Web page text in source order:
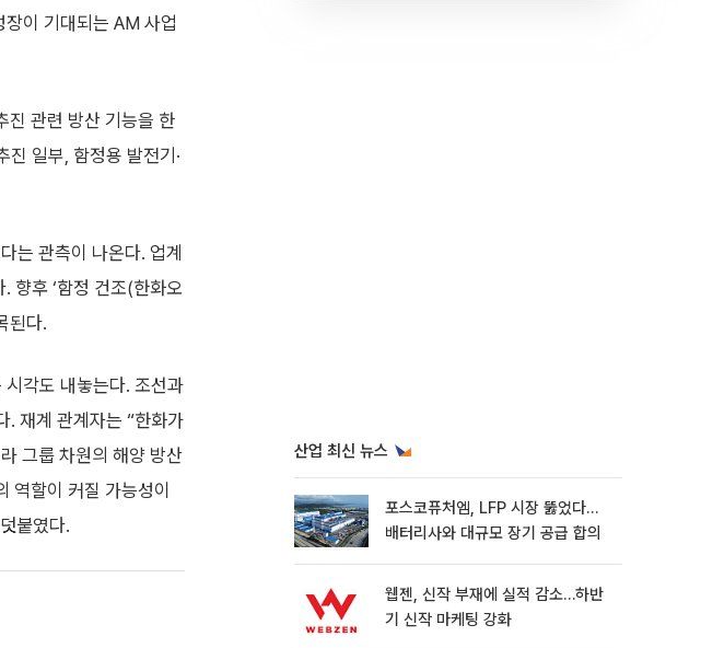
이 기대되는 AM 사업
진 관련 방산 기능을 한
진 일부, 함정용 발전기·
는 관측이 나온다. 업계
향후 ‘함정 건조(한화오
된다.
각도 내놓는다. 조선과
. 재계 관계자는 “한화가
그룹 차원의 해양 방산
역할이 커질 가능성이
붙였다.
산업 최신 뉴스
포스코퓨처엠, LFP 시장 뚫었다…
배터리사와 대규모 장기 공급 합의
웹젠, 신작 부재에 실적 감소…하반
기 신작 마케팅 강화